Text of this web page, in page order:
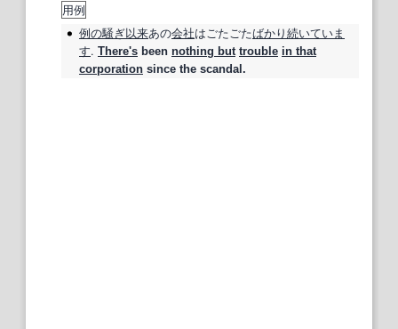
用例
例の騒ぎ以来あの会社はごたごたばかり続いていま
す. There's been nothing but trouble in that
corporation since the scandal.